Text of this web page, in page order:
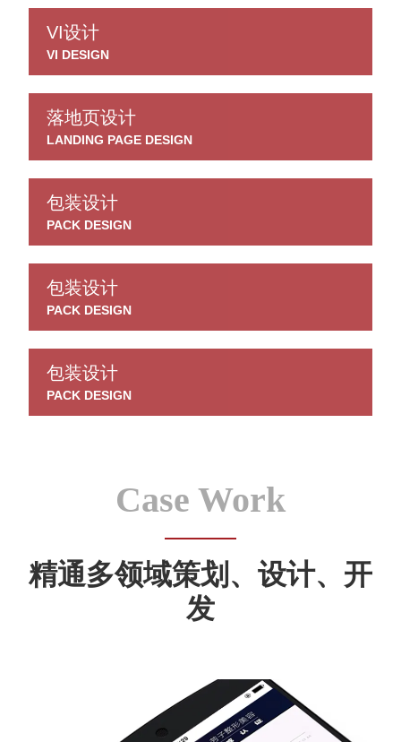
VI设计
VI DESIGN
落地页设计
LANDING PAGE DESIGN
包装设计
PACK DESIGN
包装设计
PACK DESIGN
包装设计
PACK DESIGN
Case Work
精通多领域策划、设计、开
发